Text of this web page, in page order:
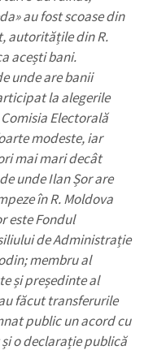
»au fost scoase din
autoritățile din R.
acești bani.
unde are banii
la alegerile
Electorală
modeste, iar
mai mari decât
unde Ilan Șor are
în R. Moldova
este Fondul
de Administrație
membru al
și președinte al
făcut transferurile
public un acord cu
o declarație publică